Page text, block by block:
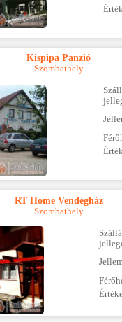
Kispipa Panzió
Szombathely
RT Home Vendégház
Szombathely